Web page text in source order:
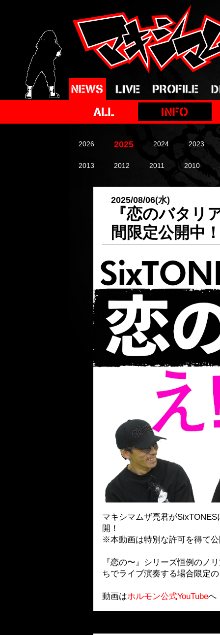
2026 2025 2024 2023
2013 2012 2011 2010
2025/08/06(水)
『恋のバタリ
間限定公開中
マキシマムザ亮君が
開！
※本動画は特別な許可を得て
『恋の〜』シリーズ恒例のノ
ちでライブ演奏する場合限定
動画はホルモン公式YouTubeへ